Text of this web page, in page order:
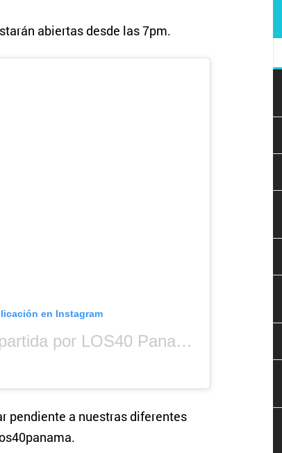
abiertas desde las 7pm.
en Instagram
Una publicación compartida por LOS40 Panamá (@los40panama)
pendiente a nuestras diferentes